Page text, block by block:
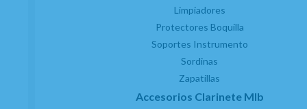
Limpiadores
Protectores Boquilla
Soportes Instrumento
Sordinas
Zapatillas
Accesorios Clarinete MIb
Política de privacidad
Política de cookies
Consentimiento envío publicidad